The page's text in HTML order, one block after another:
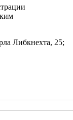
Либкнехта, 25;